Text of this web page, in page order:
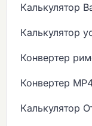
Калькулятор
Калькулятор
Конвертер
Конвертер
Калькулятор